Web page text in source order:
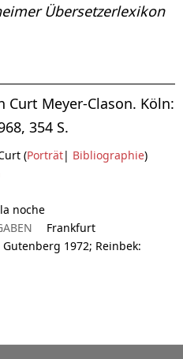
Übersetzerlexikon
Curt Meyer-Clason. Köln:
354 S.
(Porträt| Bibliographie)
noche
Frankfurt
1972; Reinbek: